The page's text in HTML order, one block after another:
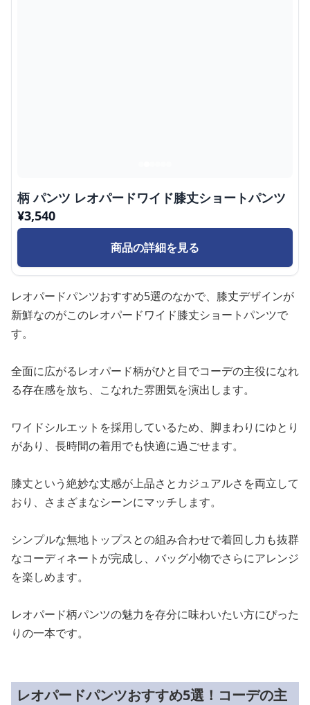
柄 パンツ レオパードワイド膝丈ショートパンツ
¥3,540
商品の詳細を見る
レオパードパンツおすすめ5選のなかで、膝丈デザインが
新鮮なのがこのレオパードワイド膝丈ショートパンツで
す。
全面に広がるレオパード柄がひと目でコーデの主役になれ
る存在感を放ち、こなれた雰囲気を演出します。
ワイドシルエットを採用しているため、脚まわりにゆとり
があり、長時間の着用でも快適に過ごせます。
膝丈という絶妙な丈感が上品さとカジュアルさを両立して
おり、さまざまなシーンにマッチします。
シンプルな無地トップスとの組み合わせで着回し力も抜群
なコーディネートが完成し、バッグ小物でさらにアレンジ
を楽しめます。
レオパード柄パンツの魅力を存分に味わいたい方にぴった
りの一本です。
レオパードパンツおすすめ5選！コーデの主